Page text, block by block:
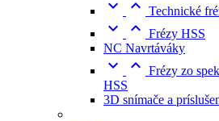
  Technické
  Frézy HSS
NC Navrtáváky
  Frézy zo
HSS
3D snímače a